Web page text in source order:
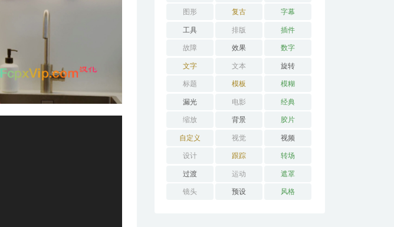
图形 复古 字幕
工具 排版 插件
故障 效果 数字
文字 文本 旋转
标题 模板 模糊
漏光 电影 经典
缩放 背景 胶片
自定义 视觉 视频
设计 跟踪 转场
过渡 运动 遮罩
镜头 预设 风格